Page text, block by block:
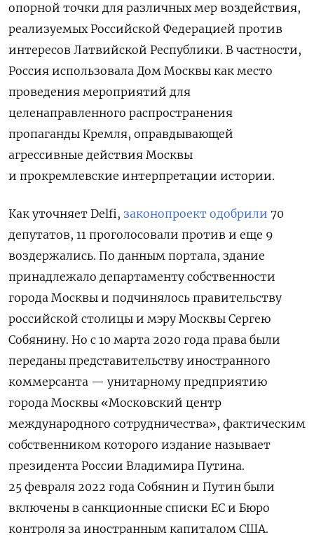
опорной точки для различных мер воздействия,
реализуемых Российской Федерацией против
интересов Латвийской Республики. В частности,
Россия использовала Дом Москвы как место
проведения мероприятий для
целенаправленного распространения
пропаганды Кремля, оправдывающей
агрессивные действия Москвы
и прокремлевские интерпретации истории.
Как уточняет Delfi, законопроект одобрили 70
депутатов, 11 проголосовали против и еще 9
воздержались. По данным портала, здание
принадлежало департаменту собственности
города Москвы и подчинялось правительству
российской столицы и мэру Москвы Сергею
Собянину. Но с 10 марта 2020 года права были
переданы представительству иностранного
коммерсанта — унитарному предприятию
города Москвы «Московский центр
международного сотрудничества», фактическим
собственником которого издание называет
президента России Владимира Путина.
25 февраля 2022 года Собянин и Путин были
включены в санкционные списки ЕС и Бюро
контроля за иностранным капиталом США.